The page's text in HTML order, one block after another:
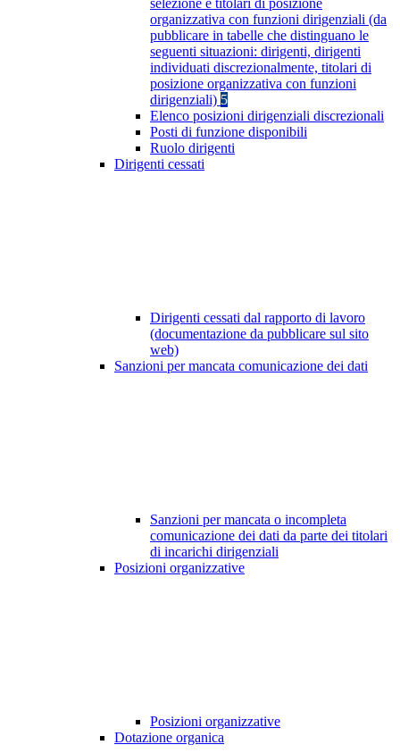
selezione e titolari di posizione
organizzativa con funzioni dirigenziali (da
pubblicare in tabelle che distinguano le
seguenti situazioni: dirigenti, dirigenti
individuati discrezionalmente, titolari di
posizione organizzativa con funzioni
dirigenziali) 5
Elenco posizioni dirigenziali discrezionali
Posti di funzione disponibili
Ruolo dirigenti
Dirigenti cessati
Dirigenti cessati dal rapporto di lavoro
(documentazione da pubblicare sul sito
web)
Sanzioni per mancata comunicazione dei dati
Sanzioni per mancata o incompleta
comunicazione dei dati da parte dei titolari
di incarichi dirigenziali
Posizioni organizzative
Posizioni organizzative
Dotazione organica